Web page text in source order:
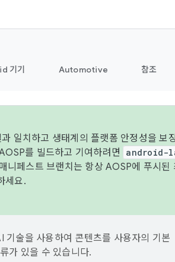
기기 Automotive 참조
일치하고 생태계의 플랫폼 안정성을 보
를 빌드하고 기여하려면
android-
매니페스트 브랜치는 항상 AOSP에 푸시된
세요.
술을 사용하여 콘텐츠를 사용자의 기본
가 있을 수 있습니다.